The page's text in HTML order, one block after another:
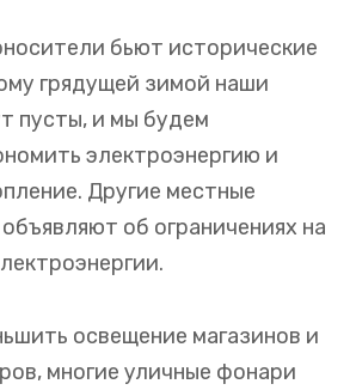
бьют исторические
грядущей зимой наши
пусты, и мы будем
электроэнергию и
Другие местные
об ограничениях на
освещение магазинов и
многие уличные фонари